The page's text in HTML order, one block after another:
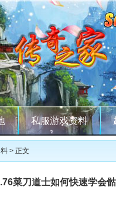
私服游戏资料
> 正文
菜刀道士如何快速学会